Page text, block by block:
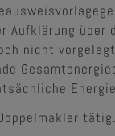
Aufklärung
nicht
tätig.